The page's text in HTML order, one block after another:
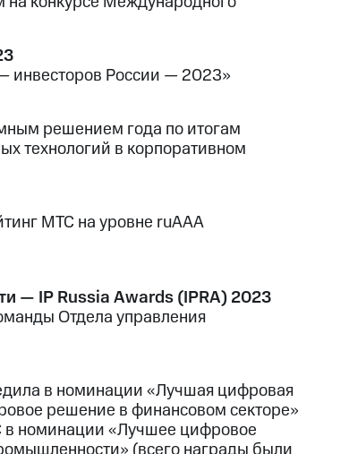
инвесторов России — 2023»
решением года по итогам
технологий в корпоративном
МТС на уровне ruAAA
— IP Russia Awards (IPRA) 2023
Отдела управления
в номинации «Лучшая цифровая
решение в финансовом секторе»
номинации «Лучшее цифровое